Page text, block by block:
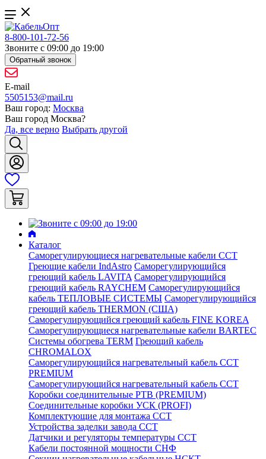
8-800-101-72-56
Звоните с 09:00 до 19:00
Обратный звонок
E-mail
5505153@mail.ru
Ваш город: Москва
Ваш город Москва?
Да, все верно Выбрать другой
Каталог
Саморегулирующиеся нагревательные кабели ССТ
Греющие кабели IndAstro Саморегулирующийся
греющий кабель LAVITA Саморегулирующийся
греющий кабель RAYCHEM Саморегулирующийся
кабель ТЕПЛОВЫЕ СИСТЕМЫ Саморегулирующийся
греющий кабель THERMON (США)
Саморегулирующийся греющий кабель FINE KOREA
Саморегулирующиеся нагревательные кабели BARTEC
Системы обогрева TERM Греющий кабель
CHROMALOX
Саморегулирующийся нагревательный кабель ССТ
PREMIUM
Саморегулирующийся нагревательный кабель ССТ
Коробки соединительные РТВ (PREMIUM)
Соединительные коробки УСК (PROFI)
Комплектующие для монтажа ССТ
Устройства заделки завода ССТ
Датчики и регуляторы температуры ССТ
Кабели постоянной мощности СНФ